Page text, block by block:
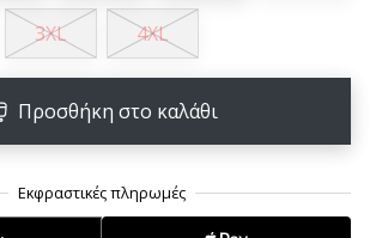
3XL 4XL
Προσθήκη στο καλάθι